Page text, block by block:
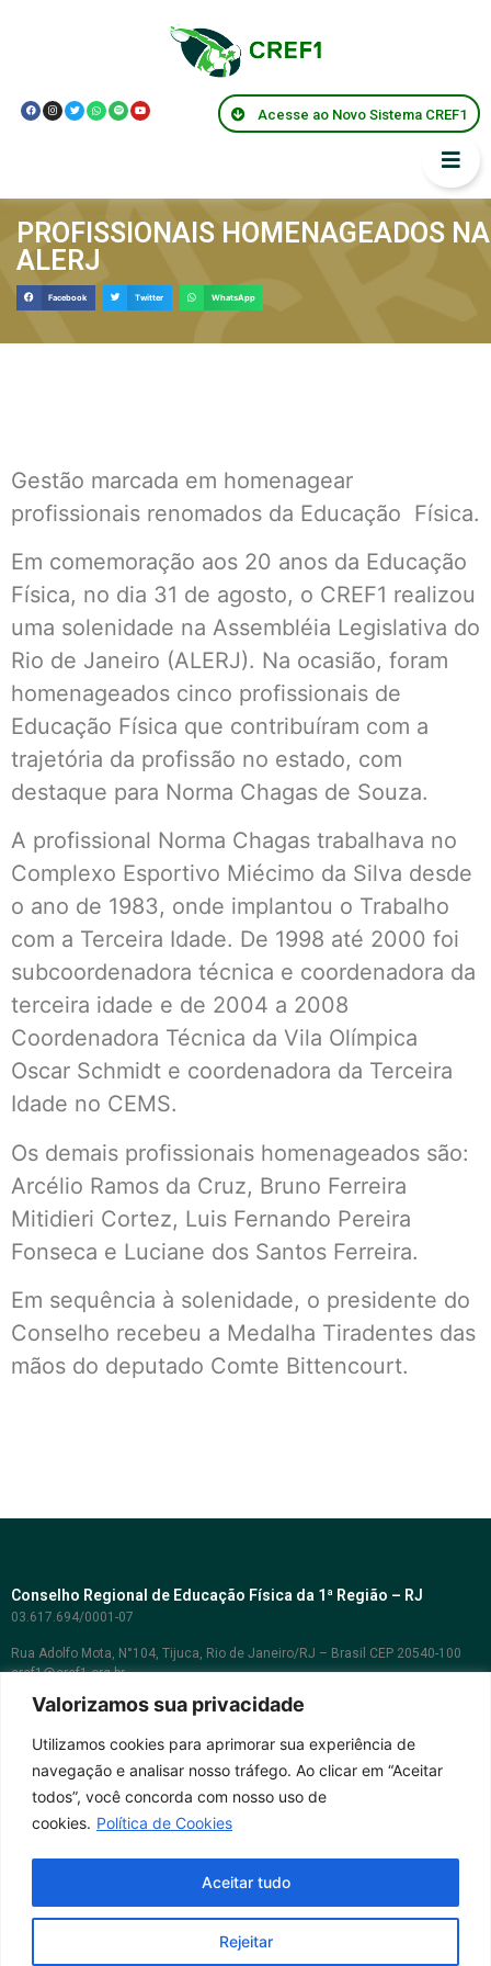
Valorizamos sua privacidade
Utilizamos cookies para aprimorar sua experiência de
navegação e analisar nosso tráfego. Ao clicar em “Aceitar
todos”, você concorda com nosso uso de
cookies. Política de Cookies
Rejeitar
Aceitar tudo
Acesse ao Novo Sistema CREF1
PROFISSIONAIS HOMENAGEADOS NA
ALERJ
Facebook Twitter WhatsApp
Gestão marcada em homenagear
profissionais renomados da Educação Física.
Em comemoração aos 20 anos da Educação
Física, no dia 31 de agosto, o CREF1 realizou
uma solenidade na Assembléia Legislativa do
Rio de Janeiro (ALERJ). Na ocasião, foram
homenageados cinco profissionais de
Educação Física que contribuíram com a
trajetória da profissão no estado, com
destaque para Norma Chagas de Souza.
A profissional Norma Chagas trabalhava no
Complexo Esportivo Miécimo da Silva desde
o ano de 1983, onde implantou o Trabalho
com a Terceira Idade. De 1998 até 2000 foi
subcoordenadora técnica e coordenadora da
terceira idade e de 2004 a 2008
Coordenadora Técnica da Vila Olímpica
Oscar Schmidt e coordenadora da Terceira
Idade no CEMS.
Os demais profissionais homenageados são:
Arcélio Ramos da Cruz, Bruno Ferreira
Mitidieri Cortez, Luis Fernando Pereira
Fonseca e Luciane dos Santos Ferreira.
Em sequência à solenidade, o presidente do
Conselho recebeu a Medalha Tiradentes das
mãos do deputado Comte Bittencourt.
Conselho Regional de Educação Física da 1ª Região – RJ
03.617.694/0001-07
Rua Adolfo Mota, N°104, Tijuca, Rio de Janeiro/RJ – Brasil CEP 20540-100
cref1@cref1.org.br
Assessoria de comunicação:
Horários de atendimento:
Whatsapp: (21) 2569-2398